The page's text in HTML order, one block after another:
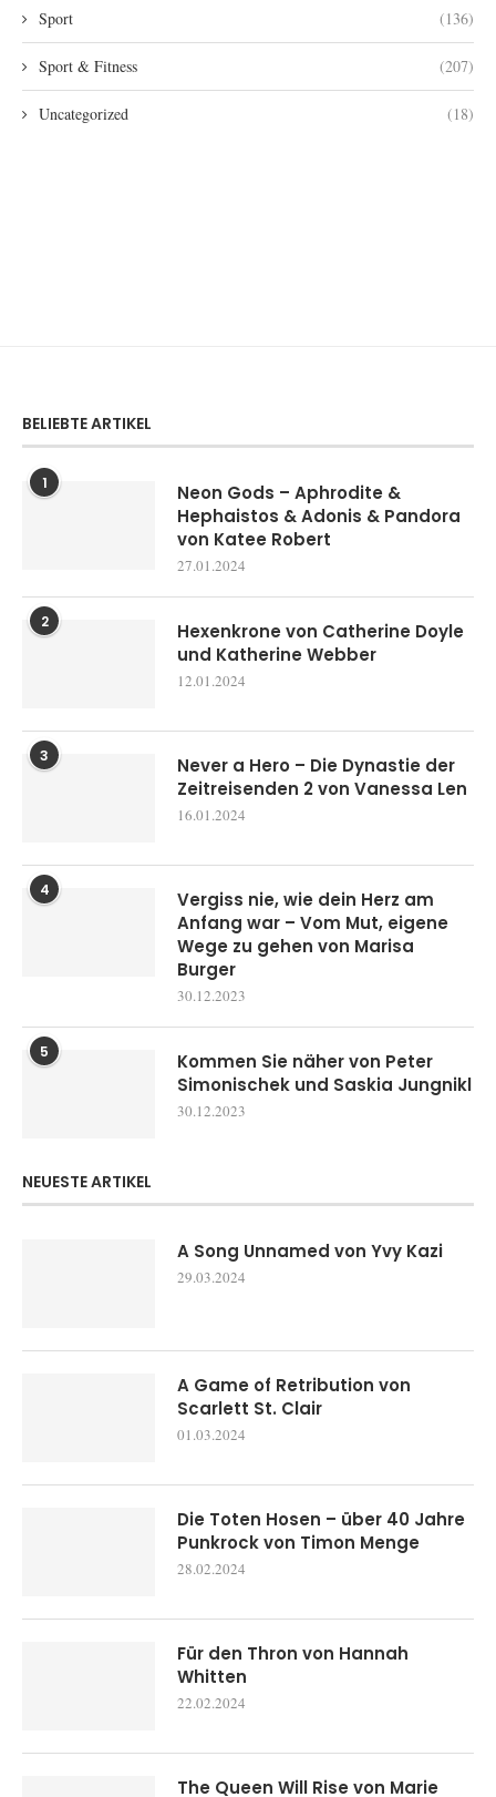
Sport (136)
Sport & Fitness (207)
Uncategorized (18)
BELIEBTE ARTIKEL
1
Neon Gods – Aphrodite &
Hephaistos & Adonis & Pandora
von Katee Robert
27.01.2024
2
Hexenkrone von Catherine Doyle
und Katherine Webber
12.01.2024
3
Never a Hero – Die Dynastie der
Zeitreisenden 2 von Vanessa Len
16.01.2024
4
Vergiss nie, wie dein Herz am
Anfang war – Vom Mut, eigene
Wege zu gehen von Marisa
Burger
30.12.2023
5
Kommen Sie näher von Peter
Simonischek und Saskia Jungnikl
30.12.2023
NEUESTE ARTIKEL
A Song Unnamed von Yvy Kazi
29.03.2024
A Game of Retribution von
Scarlett St. Clair
01.03.2024
Die Toten Hosen – über 40 Jahre
Punkrock von Timon Menge
28.02.2024
Für den Thron von Hannah
Whitten
22.02.2024
The Queen Will Rise von Marie